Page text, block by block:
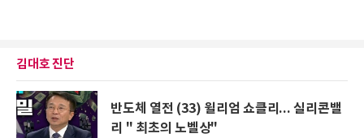
김대호 진단
반도체 열전 (33) 윌리엄 쇼클리... 실리콘밸
리 " 최초의 노벨상"